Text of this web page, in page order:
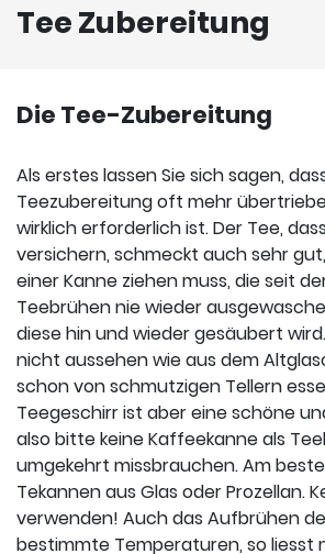
Tee Zubereitung
Die Tee-Zubereitung
Als erstes lassen Sie sich sagen,
Teezubereitung oft mehr
wirklich erforderlich ist. Der Tee,
versichern, schmeckt auch sehr
einer Kanne ziehen muss, die seit
Teebrühen nie wieder
diese hin und wieder gesäubert
nicht aussehen wie aus dem
schon von schmutzigen Tellern
Teegeschirr ist aber eine schöne
also bitte keine Kaffeekanne als
umgekehrt missbrauchen. Am
Tekannen aus Glas oder Prozellan.
verwenden! Auch das Aufbrühen
bestimmte Temperaturen, so liesst